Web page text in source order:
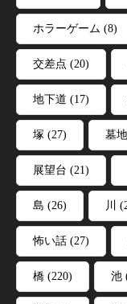
ホラーゲーム (8)
交差点 (20)
地下道 (17)
塚 (27) 墓地
展望台 (21)
島 (26) 川
怖い話 (27)
橋 (220) 池